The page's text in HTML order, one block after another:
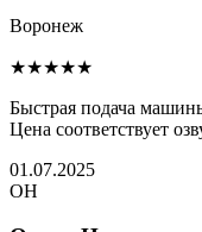
Воронеж
★★★★★
Быстрая подача
Цена соответствует
01.07.2025
ОН